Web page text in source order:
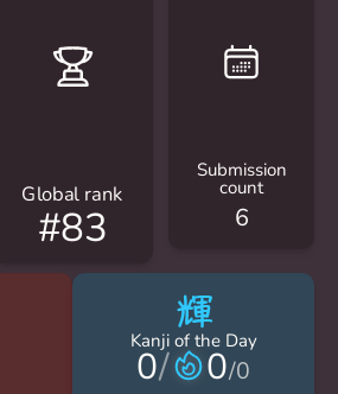
Global rank
#83
Submission
count
6
輝
Kanji of the Day
0/ 0/0